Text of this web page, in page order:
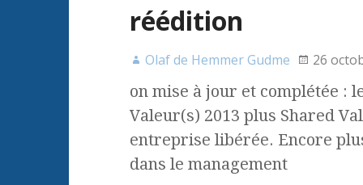
réédition
Olaf de Hemmer Gudme 26
on mise à jour et complétée :
Valeur(s) 2013 plus Shared
entreprise libérée. Encore
dans le management